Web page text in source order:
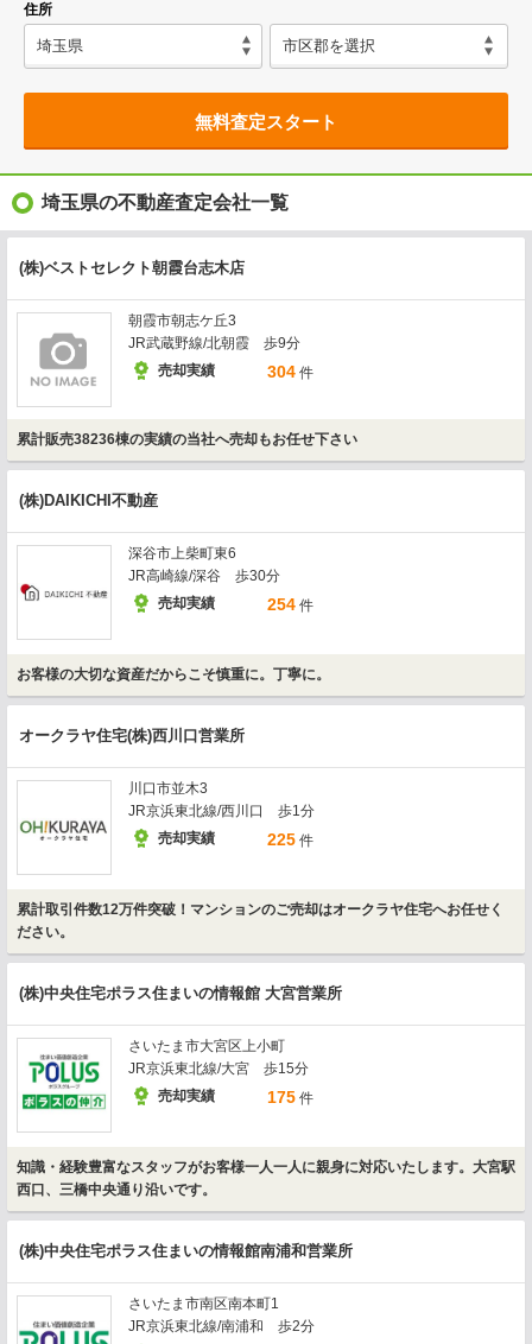
住所
無料査定スタート
埼玉県の不動産査定会社一覧
(株)ベストセレクト朝霞台志木店
朝霞市朝志ケ丘3
JR武蔵野線/北朝霞 歩9分
売却実績
304 件
累計販売38236棟の実績の当社へ売却もお任せ下さい
(株)DAIKICHI不動産
深谷市上柴町東6
JR高崎線/深谷 歩30分
売却実績
254 件
お客様の大切な資産だからこそ慎重に。丁寧に。
オークラヤ住宅(株)西川口営業所
川口市並木3
JR京浜東北線/西川口 歩1分
売却実績
225 件
累計取引件数12万件突破！マンションのご売却はオークラヤ住宅へお任せく
ださい。
(株)中央住宅ポラス住まいの情報館 大宮営業所
さいたま市大宮区上小町
JR京浜東北線/大宮 歩15分
売却実績
175 件
知識・経験豊富なスタッフがお客様一人一人に親身に対応いたします。大宮駅
西口、三橋中央通り沿いです。
(株)中央住宅ポラス住まいの情報館南浦和営業所
さいたま市南区南本町1
JR京浜東北線/南浦和 歩2分